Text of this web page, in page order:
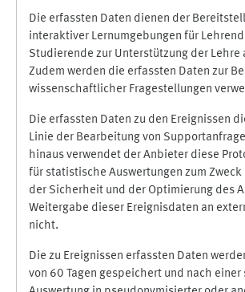
Die erfassten Daten dienen der
interaktiver Lernumgebungen für
Studierende zur Unterstützung der Lehre
Zudem werden die erfassten Daten zur
wissenschaftlicher Fragestellungen
Die erfassten Daten zu den Ereignissen
Linie der Bearbeitung von
hinaus verwendet der Anbieter diese
für statistische Auswertungen zum
der Sicherheit und der Optimierung des
Weitergabe dieser Ereignisdaten an
nicht.
Die zu Ereignissen erfassten Daten
von 60 Tagen gespeichert und nach